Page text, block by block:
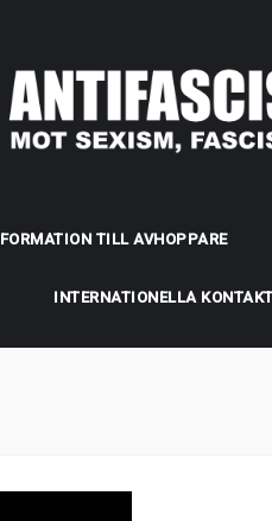
TILL AVHOPPARE
INTERNATIONELLA